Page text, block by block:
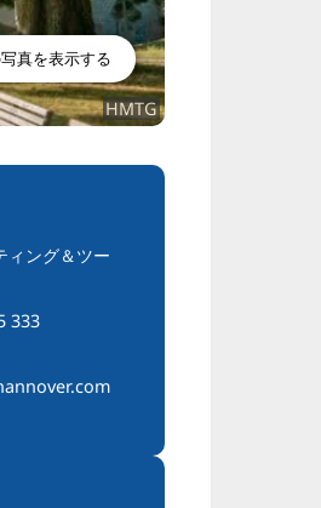
HMTG
真を表示する
ィング＆ツー
333